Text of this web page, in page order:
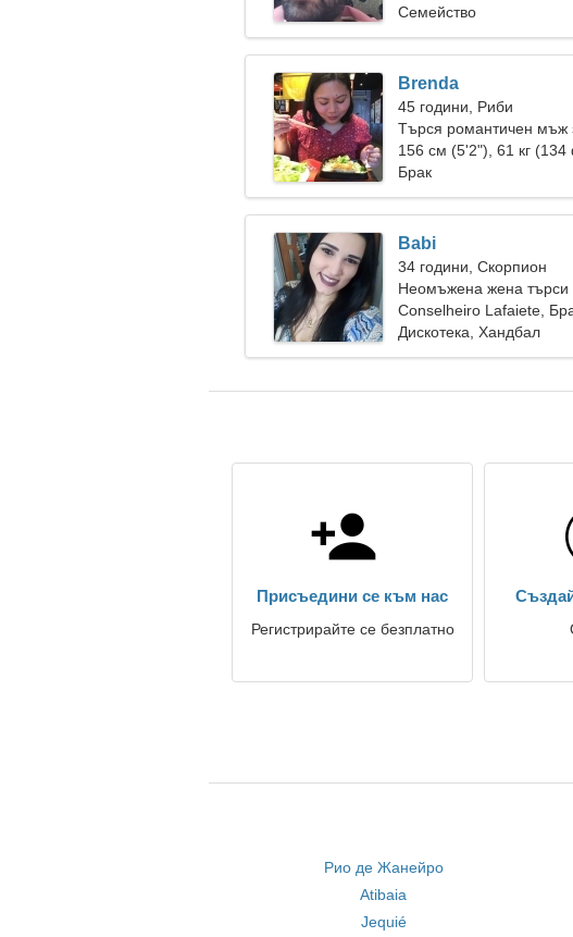
Семейство
Brenda
45 години, Риби
Търся романтичен мъж
156 см (5'2"), 61 кг (134
Брак
Babi
34 години, Скорпион
Неомъжена жена търси
Conselheiro Lafaiete,
Дискотека, Хандбал
Присъедини се към нас
Регистрирайте се безплатно
Рио де Жанейро
Atibaia
Jequié